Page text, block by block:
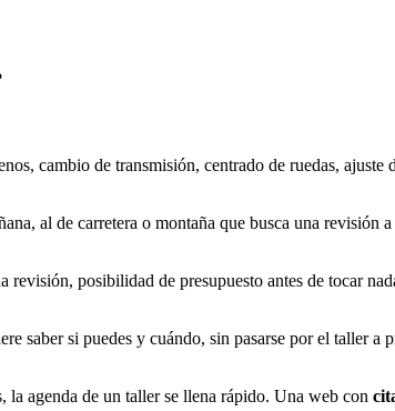
cambio de transmisión, centrado de ruedas,
al de carretera o montaña que busca una revisión
posibilidad de presupuesto antes de tocar
saber si puedes y cuándo, sin pasarse por el taller a
la agenda de un taller se llena rápido. Una web con